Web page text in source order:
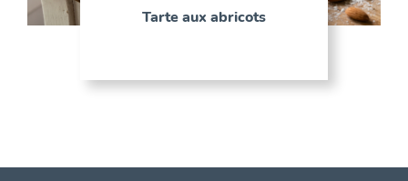
Tarte aux abricots